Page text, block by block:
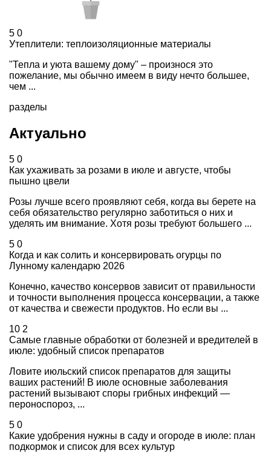
5 0
Утеплители: теплоизоляционные материалы
"Тепла и уюта вашему дому" – произнося это
пожелание, мы обычно имеем в виду нечто большее,
чем ...
разделы
Актуально
5 0
Как ухаживать за розами в июле и августе, чтобы
пышно цвели
Розы лучше всего проявляют себя, когда вы берете на
себя обязательство регулярно заботиться о них и
уделять им внимание. Хотя розы требуют большего ...
5 0
Когда и как солить и консервировать огурцы по
Лунному календарю 2026
Конечно, качество консервов зависит от правильности
и точности выполнения процесса консервации, а также
от качества и свежести продуктов. Но если вы ...
10 2
Самые главные обработки от болезней и вредителей в
июле: удобный список препаратов
Ловите июльский список препаратов для защиты
ваших растений! В июле основные заболевания
растений вызывают споры грибных инфекций —
пероноспороз, ...
5 0
Какие удобрения нужны в саду и огороде в июле: план
подкормок и список для всех культур